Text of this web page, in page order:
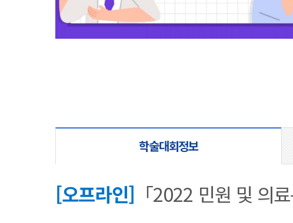
학술대회정보
[오프라인] 「2022 민원 및 의